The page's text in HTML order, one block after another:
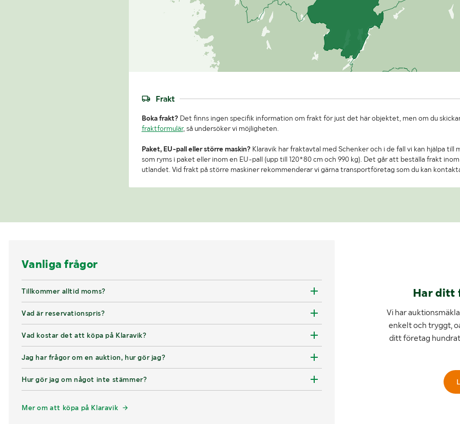
Frakt
Boka frakt?Det finns ingen specifik information om frakt för just det här objektet, men om du
fraktformulär, så undersöker vi möjligheten.
Paket, EU-pall eller större maskin?Klaravik har fraktavtal med Schenker och i de fall vi kan hjälpa till
som ryms i paket eller inom en EU-pall (upp till 120*80 cm och 990 kg). Det går att beställa frakt
utlandet. Vid frakt på större maskiner rekommenderar vi gärna transportföretag som du kan
Vanliga frågor
Tillkommer alltid moms?
Vad är reservationspris?
Vad kostar det att köpa på Klaravik?
Jag har frågor om en auktion, hur gör jag?
Hur gör jag om något inte stämmer?
Mer om att köpa på Klaravik
Har ditt
Vi har
enkelt och tryggt,
ditt företag